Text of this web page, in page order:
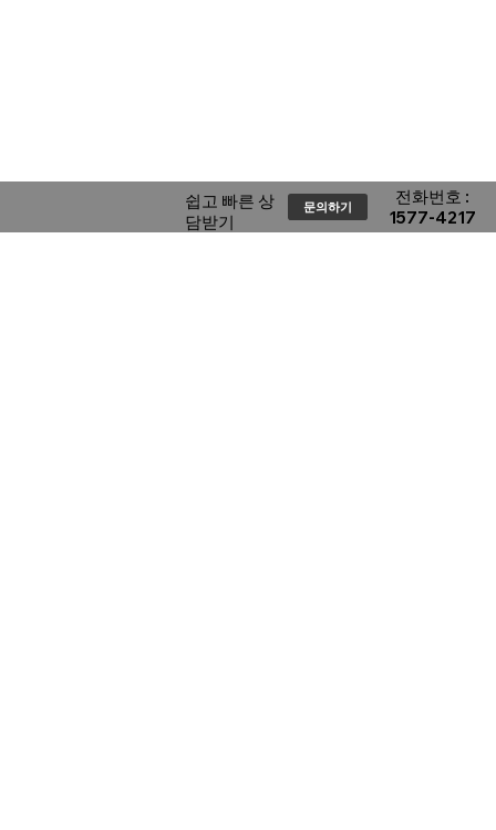
​쉽고 빠른 상
담받기
문의하기
​전화번호 :
1577-4217